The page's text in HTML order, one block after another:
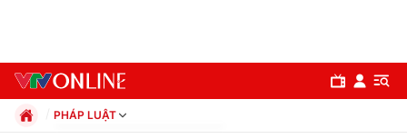
PHÁP LUẬT